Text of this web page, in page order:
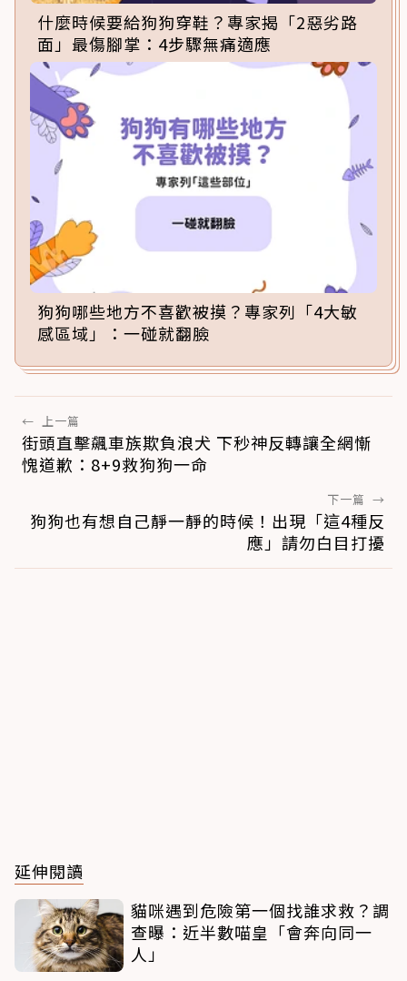
什麼時候要給狗狗穿鞋？專家揭「2惡劣路
面」最傷腳掌：4步驟無痛適應
狗狗哪些地方不喜歡被摸？專家列「4大敏
感區域」：一碰就翻臉
← 上一篇
街頭直擊飆車族欺負浪犬 下秒神反轉讓全網慚
愧道歉：8+9救狗狗一命
下一篇 →
狗狗也有想自己靜一靜的時候！出現「這4種反
應」請勿白目打擾
延伸閱讀
貓咪遇到危險第一個找誰求救？調
查曝：近半數喵皇「會奔向同一
人」